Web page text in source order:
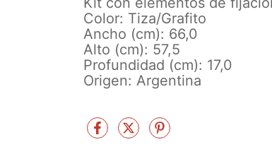
Color: Tiza/Grafito
Ancho (cm): 66,0
Alto (cm): 57,5
Profundidad (cm): 17,0
Origen: Argentina